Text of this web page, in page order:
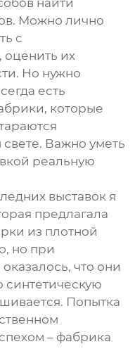
найти
Можно лично
с
оценить их
Но нужно
есть
которые
Важно уметь
реальную
выставок я
предлагала
из плотной
но при
что они
Попытка
– фабрика